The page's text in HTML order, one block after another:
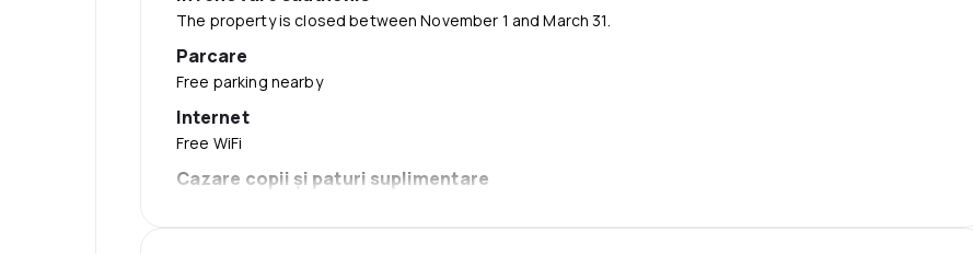
The property is closed between November 1 and March 31.
Parcare
Free parking nearby
Internet
Free WiFi
Cazare copii şi paturi suplimentare